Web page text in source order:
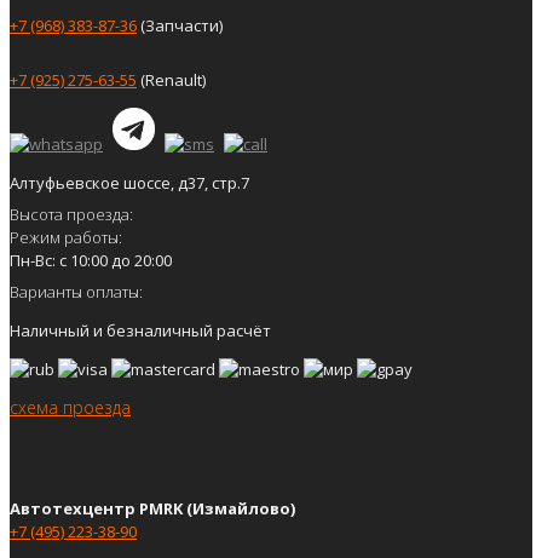
+7 (968) 383-87-36(Запчасти)
+7 (925) 275-63-55 (Renault)
Алтуфьевское шоссе, д37, стр.7
Высота проезда:
Режим работы:
Пн-Вс: с 10:00 до 20:00
Варианты оплаты:
Наличный и безналичный расчёт
схема проезда
Автотехцентр PMRK (Измайлово)
+7 (495) 223-38-90